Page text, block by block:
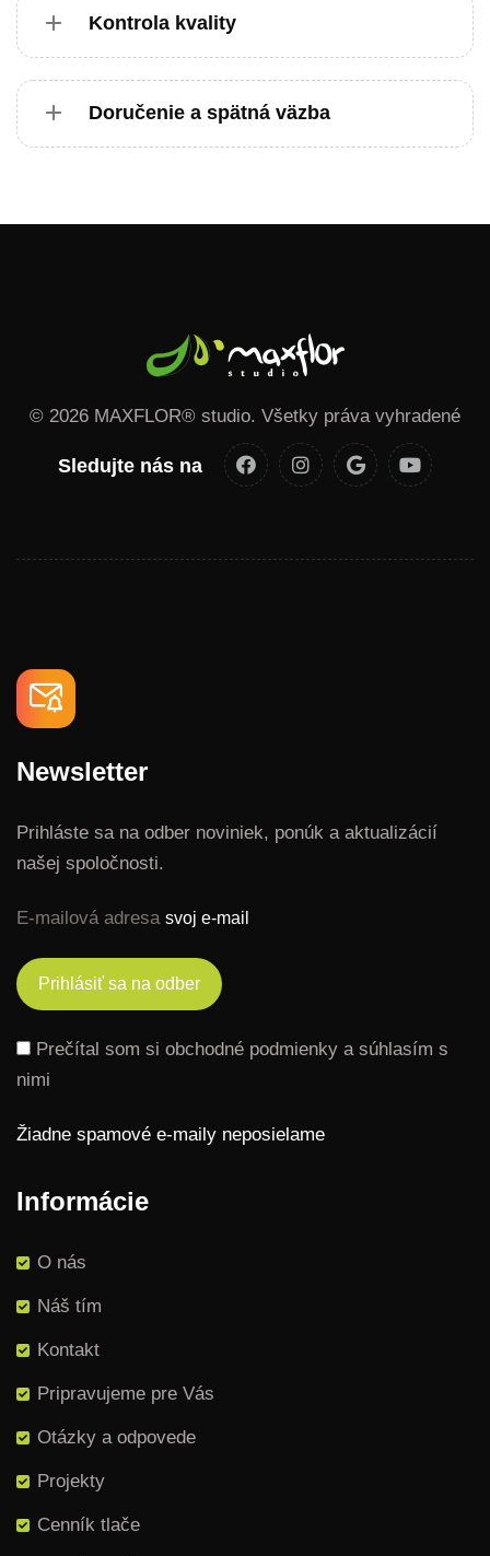
Kontrola kvality
Doručenie a spätná väzba
© 2026 MAXFLOR® studio. Všetky práva vyhradené
Sledujte nás na
Newsletter
Prihláste sa na odber noviniek, ponúk a aktualizácií
našej spoločnosti.
E-mailová adresa
Prečítal som si obchodné podmienky a súhlasím s
nimi
Žiadne spamové e-maily neposielame
Informácie
O nás
Náš tím
Kontakt
Pripravujeme pre Vás
Otázky a odpovede
Projekty
Cenník tlače